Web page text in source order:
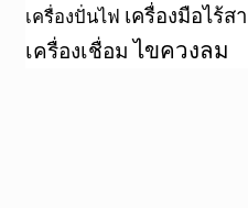
เครื่องปั่นไฟ เครื่องมือไร้ส
เครื่องเชื่อม ไขควงลม